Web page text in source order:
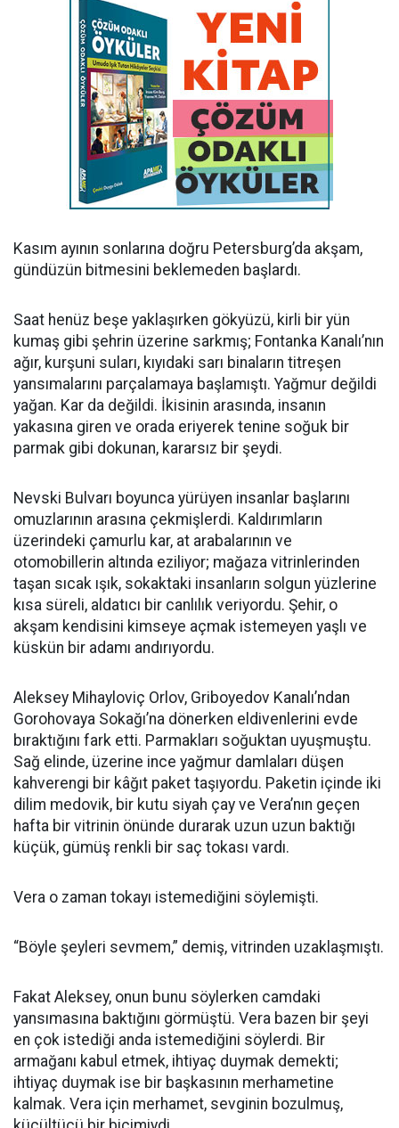
Kasım ayının sonlarına doğru Petersburg’da akşam,
gündüzün bitmesini beklemeden başlardı.
Saat henüz beşe yaklaşırken gökyüzü, kirli bir yün
kumaş gibi şehrin üzerine sarkmış; Fontanka Kanalı’nın
ağır, kurşuni suları, kıyıdaki sarı binaların titreşen
yansımalarını parçalamaya başlamıştı. Yağmur değildi
yağan. Kar da değildi. İkisinin arasında, insanın
yakasına giren ve orada eriyerek tenine soğuk bir
parmak gibi dokunan, kararsız bir şeydi.
Nevski Bulvarı boyunca yürüyen insanlar başlarını
omuzlarının arasına çekmişlerdi. Kaldırımların
üzerindeki çamurlu kar, at arabalarının ve
otomobillerin altında eziliyor; mağaza vitrinlerinden
taşan sıcak ışık, sokaktaki insanların solgun yüzlerine
kısa süreli, aldatıcı bir canlılık veriyordu. Şehir, o
akşam kendisini kimseye açmak istemeyen yaşlı ve
küskün bir adamı andırıyordu.
Aleksey Mihayloviç Orlov, Griboyedov Kanalı’ndan
Gorohovaya Sokağı’na dönerken eldivenlerini evde
bıraktığını fark etti. Parmakları soğuktan uyuşmuştu.
Sağ elinde, üzerine ince yağmur damlaları düşen
kahverengi bir kâğıt paket taşıyordu. Paketin içinde iki
dilim medovik, bir kutu siyah çay ve Vera’nın geçen
hafta bir vitrinin önünde durarak uzun uzun baktığı
küçük, gümüş renkli bir saç tokası vardı.
Vera o zaman tokayı istemediğini söylemişti.
“Böyle şeyleri sevmem,” demiş, vitrinden uzaklaşmıştı.
Fakat Aleksey, onun bunu söylerken camdaki
yansımasına baktığını görmüştü. Vera bazen bir şeyi
en çok istediği anda istemediğini söylerdi. Bir
armağanı kabul etmek, ihtiyaç duymak demekti;
ihtiyaç duymak ise bir başkasının merhametine
kalmak. Vera için merhamet, sevginin bozulmuş,